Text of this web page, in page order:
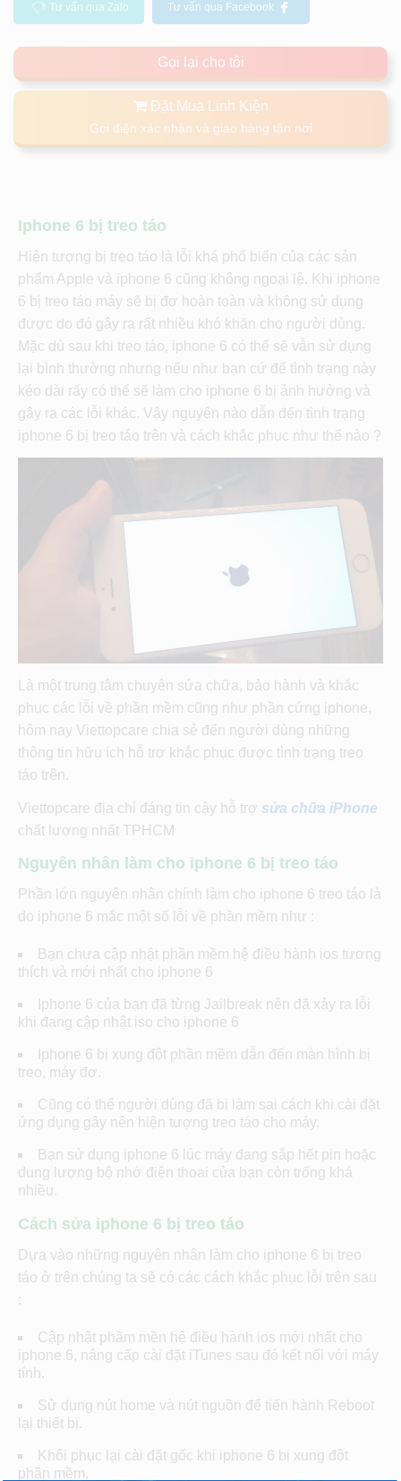
Tư vấn qua Zalo Tư vấn qua Facebook
Gọi lại cho tôi
Đặt Mua Linh Kiện
Gọi điện xác nhận và giao hàng tận nơi
Iphone 6 bị treo táo
Hiện tượng bị treo táo là lỗi khá phổ biến của các sản
phẩm Apple và iphone 6 cũng không ngoại lệ. Khi iphone
6 bị treo táo máy sẽ bị đơ hoàn toàn và không sử dụng
được do đó gây ra rất nhiều khó khăn cho người dùng.
Mặc dù sau khi treo táo, iphone 6 có thể sẽ vẫn sử dụng
lại bình thường nhưng nếu như bạn cứ để tình trạng này
kéo dài rấy có thể sẽ làm cho iphone 6 bị ảnh hưởng và
gây ra các lỗi khác. Vậy nguyên nào dẫn đến tình trạng
iphone 6 bị treo táo trên và cách khắc phục như thế nào ?
Là một trung tâm chuyên sửa chữa, bảo hành và khắc
phục các lỗi về phần mềm cũng như phần cứng iphone,
hôm nay Viettopcare chia sẻ đến người dùng những
thông tin hữu ích hỗ trợ khắc phục được tình trạng treo
táo trên.
Viettopcare địa chỉ đáng tin cậy hỗ trợ sửa chữa iPhone
chất lượng nhất TPHCM
Nguyên nhân làm cho iphone 6 bị treo táo
Phần lớn nguyên nhân chính làm cho iphone 6 treo táo là
do iphone 6 mắc một số lỗi về phần mềm như :
Bạn chưa cập nhật phần mềm hệ điều hành ios tương
thích và mới nhất cho iphone 6
Iphone 6 của bạn đã từng Jailbreak nên đã xảy ra lỗi
khi đang cập nhật iso cho iphone 6
Iphone 6 bị xung đột phần mềm dẫn đến màn hình bị
treo, máy đơ.
Cũng có thể người dùng đã bị làm sai cách khi cài đặt
ứng dụng gây nên hiện tượng treo táo cho máy.
Bạn sử dụng iphone 6 lúc máy đang sắp hết pin hoặc
dung lượng bộ nhớ điện thoai của bạn còn trống khá
nhiều.
Cách sửa iphone 6 bị treo táo
Dựa vào những nguyên nhân làm cho iphone 6 bị treo
táo ở trên chúng ta sẽ có các cách khắc phục lỗi trên sau
:
Cập nhật phầm mền hệ điều hành ios mới nhất cho
iphone 6, nâng cấp cài đặt iTunes sau đó kết nối với máy
tính.
Sử dụng nút home và nút nguồn để tiến hành Reboot
lại thiết bị.
Khôi phục lại cài đặt gốc khi iphone 6 bị xung đột
phần mềm.